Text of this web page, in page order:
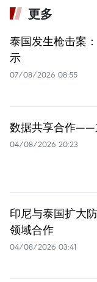
更多
泰国发生枪击案
示
07/08/2026 08:55
数据共享合作——
04/08/2026 20:23
印尼与泰国扩大
领域合作
04/08/2026 03:41